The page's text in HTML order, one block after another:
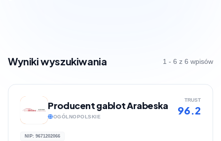
Wyniki wyszukiwania 1 - 6 z 6 wpisów
Producent gablot Arabeska
OGÓLNOPOLSKIE
TRUST
96.2
NIP: 9671202066